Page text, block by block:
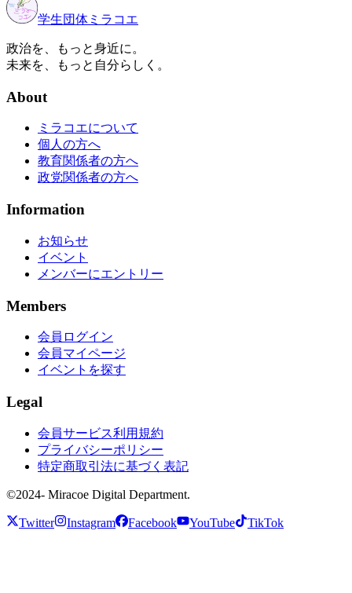
学生団体 ミラコエ
政治を、もっと身近に。
未来を、もっと自分らしく。
About
ミラコエについて
個人の方へ
教育関係者の方へ
政党関係者の方へ
Information
お知らせ
イベント
メンバーにエントリー
Members
会員ログイン
会員マイページ
イベントを探す
Legal
会員サービス利用規約
プライバシーポリシー
特定商取引法に基づく表記
©2024- Miracoe Digital Department.
Twitter Instagram Facebook YouTube TikTok